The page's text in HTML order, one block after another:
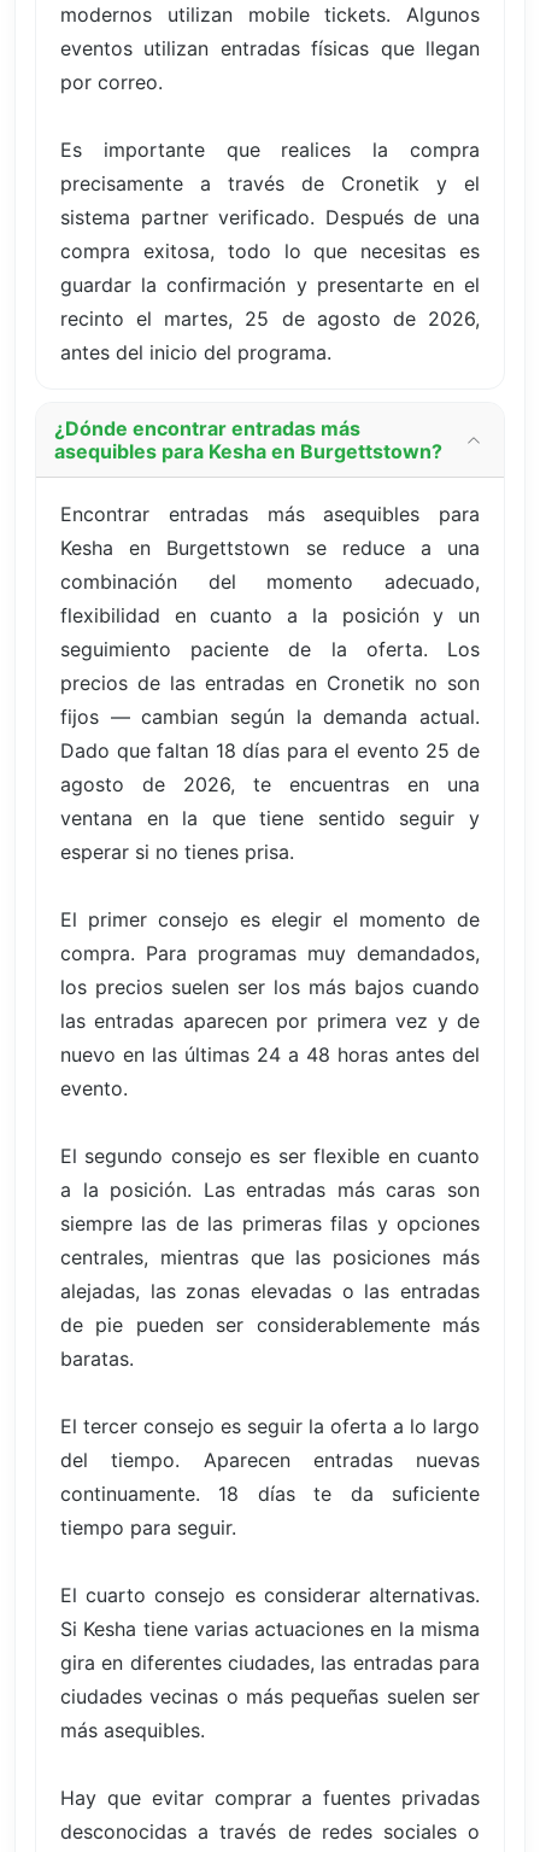
modernos utilizan mobile tickets. Algunos
eventos utilizan entradas físicas que llegan
por correo.
Es importante que realices la compra
precisamente a través de Cronetik y el
sistema partner verificado. Después de una
compra exitosa, todo lo que necesitas es
guardar la confirmación y presentarte en el
recinto el martes, 25 de agosto de 2026,
antes del inicio del programa.
¿Dónde encontrar entradas más
asequibles para Kesha en Burgettstown?
Encontrar entradas más asequibles para
Kesha en Burgettstown se reduce a una
combinación del momento adecuado,
flexibilidad en cuanto a la posición y un
seguimiento paciente de la oferta. Los
precios de las entradas en Cronetik no son
fijos — cambian según la demanda actual.
Dado que faltan 18 días para el evento 25 de
agosto de 2026, te encuentras en una
ventana en la que tiene sentido seguir y
esperar si no tienes prisa.
El primer consejo es elegir el momento de
compra. Para programas muy demandados,
los precios suelen ser los más bajos cuando
las entradas aparecen por primera vez y de
nuevo en las últimas 24 a 48 horas antes del
evento.
El segundo consejo es ser flexible en cuanto
a la posición. Las entradas más caras son
siempre las de las primeras filas y opciones
centrales, mientras que las posiciones más
alejadas, las zonas elevadas o las entradas
de pie pueden ser considerablemente más
baratas.
El tercer consejo es seguir la oferta a lo largo
del tiempo. Aparecen entradas nuevas
continuamente. 18 días te da suficiente
tiempo para seguir.
El cuarto consejo es considerar alternativas.
Si Kesha tiene varias actuaciones en la misma
gira en diferentes ciudades, las entradas para
ciudades vecinas o más pequeñas suelen ser
más asequibles.
Hay que evitar comprar a fuentes privadas
desconocidas a través de redes sociales o